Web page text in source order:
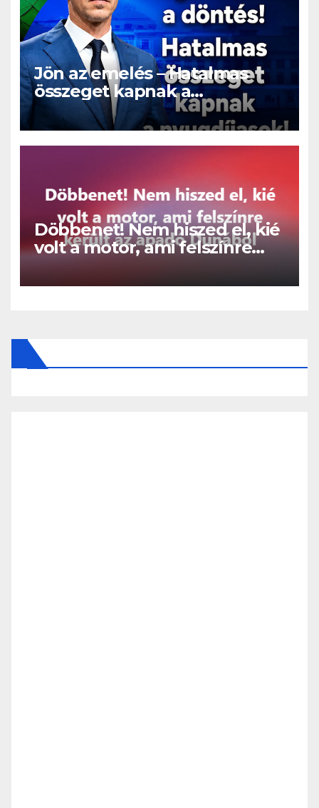
Jön az emelés – Hatalmas
összeget kapnak a
nyugdíjasok!
Döbbenet! Nem hiszed el, kié
volt a motor, ami felszínre
került az apadó Dunából